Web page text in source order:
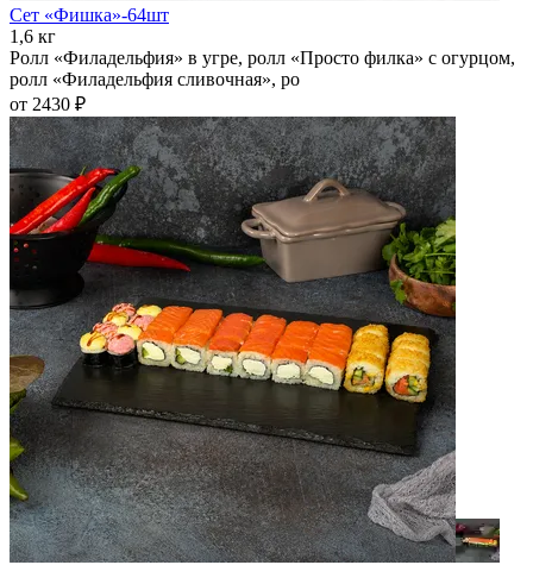
Сет «Фишка»-64шт
1,6 кг
Ролл «Филадельфия» в угре, ролл «Просто филка» с огурцом,
ролл «Филадельфия сливочная», ро
от 2430 ₽